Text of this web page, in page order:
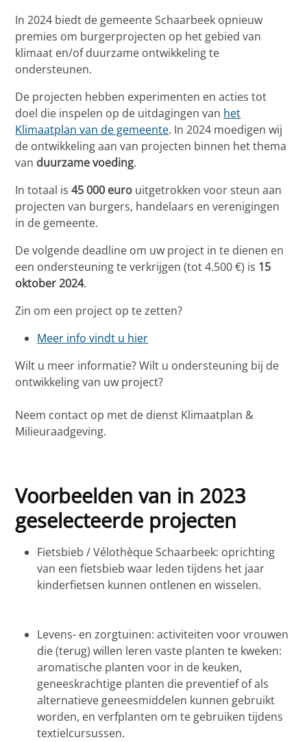
In 2024 biedt de gemeente Schaarbeek opnieuw
premies om burgerprojecten op het gebied van
klimaat en/of duurzame ontwikkeling te
ondersteunen.
De projecten hebben experimenten en acties tot
doel die inspelen op de uitdagingen van het
Klimaatplan van de gemeente. In 2024 moedigen wij
de ontwikkeling aan van projecten binnen het thema
van duurzame voeding.
In totaal is45 000 euro uitgetrokken voor steun aan
projecten van burgers, handelaars en verenigingen
in de gemeente.
De volgende deadline om uw project in te dienen en
een ondersteuning te verkrijgen (tot 4.500 €) is 15
oktober 2024.
Zin om een project op te zetten?
Meer info vindt u hier
Wilt u meer informatie? Wilt u ondersteuning bij de
ontwikkeling van uw project?
Neem contact op met de dienst Klimaatplan &
Milieuraadgeving.
Voorbeelden van in 2023
geselecteerde projecten
Fietsbieb / Vélothèque Schaarbeek: oprichting
van een fietsbieb waar leden tijdens het jaar
kinderfietsen kunnen ontlenen en wisselen.
Levens- en zorgtuinen: activiteiten voor vrouwen
die (terug) willen leren vaste planten te kweken:
aromatische planten voor in de keuken,
geneeskrachtige planten die preventief of als
alternatieve geneesmiddelen kunnen gebruikt
worden, en verfplanten om te gebruiken tijdens
textielcursussen.